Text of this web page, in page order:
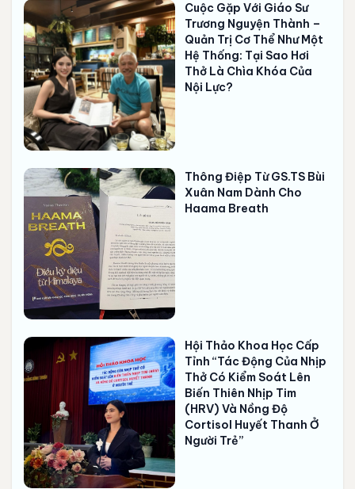
Cuộc Gặp Với Giáo Sư
Trương Nguyện Thành –
Quản Trị Cơ Thể Như Một
Hệ Thống: Tại Sao Hơi
Thở Là Chìa Khóa Của
Nội Lực?
Thông Điệp Từ GS.TS Bùi
Xuân Nam Dành Cho
Haama Breath
Hội Thảo Khoa Học Cấp
Tỉnh “Tác Động Của Nhịp
Thở Có Kiểm Soát Lên
Biến Thiên Nhịp Tim
(HRV) Và Nồng Độ
Cortisol Huyết Thanh Ở
Người Trẻ”